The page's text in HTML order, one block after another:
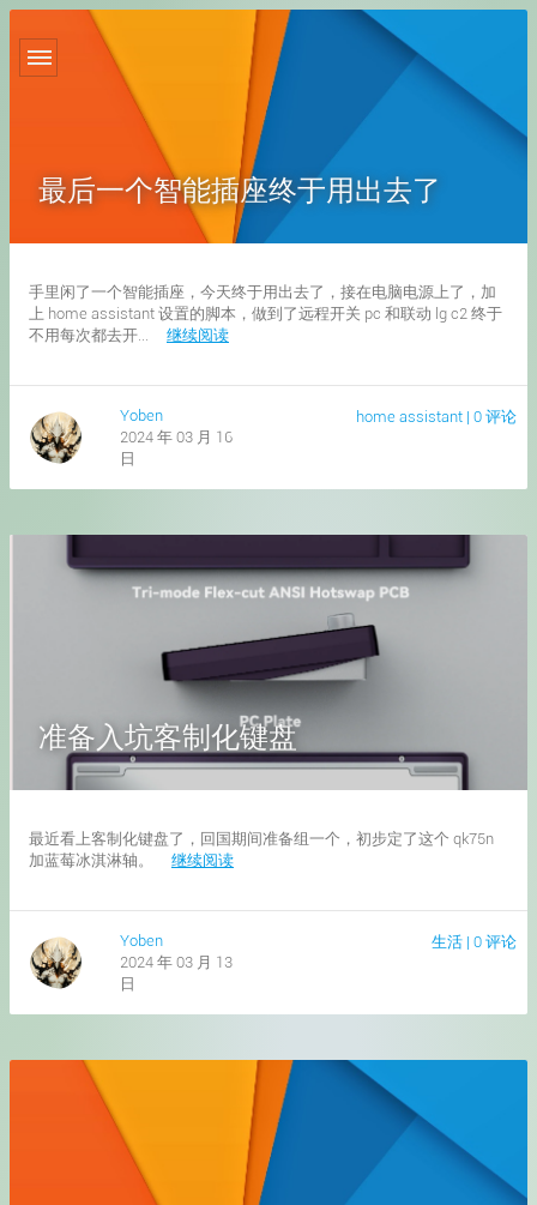
最后一个智能插座终于用出去了
手里闲了一个智能插座，今天终于用出去了，接在电脑电源上了，加
上 home assistant 设置的脚本，做到了远程开关 pc 和联动 lg c2 终于
不用每次都去开... 继续阅读
Yoben
2024 年 03 月 16
日
home assistant |0 评论
准备入坑客制化键盘
最近看上客制化键盘了，回国期间准备组一个，初步定了这个 qk75n
加蓝莓冰淇淋轴。 继续阅读
Yoben
2024 年 03 月 13
日
生活 |0 评论